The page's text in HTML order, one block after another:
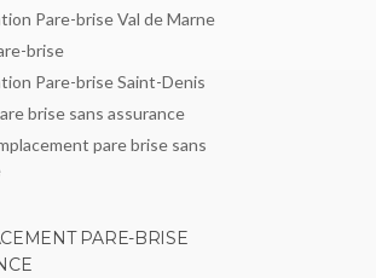
Pare-brise Val de Marne
brise
Pare-brise Saint-Denis
brise sans assurance
pare brise sans
PARE-BRISE